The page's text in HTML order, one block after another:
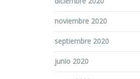
noviembre 2020
septiembre 2020
junio 2020